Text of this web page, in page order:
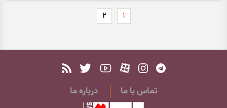
۱ ۲
تماس با ما درباره ما